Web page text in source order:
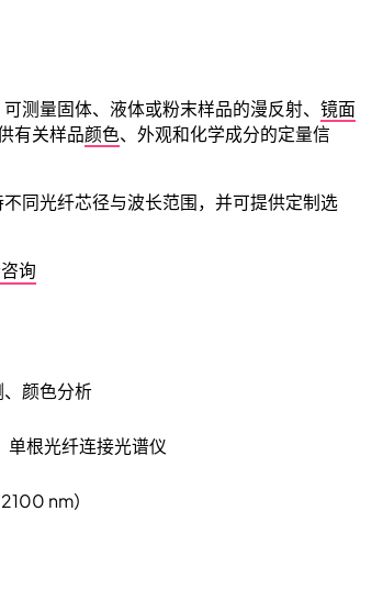
测量固体、液体或粉末样品的漫反射、 镜面
有关样品颜色、外观和化学成分的定量信
同光纤芯径与波长范围，并可提供定制选
询
颜色分析
单根光纤连接光谱仪
nm）